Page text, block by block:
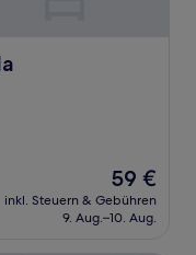
Der
Preis
beträgt
59 €
inkl. Steuern & Gebühren
9. Aug.–10. Aug.